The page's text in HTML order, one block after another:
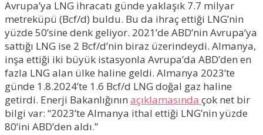
Avrupa’ya LNG ihracatı günde yaklaşık 7.7 milyar
metreküpü (Bcf/d) buldu. Bu da ihraç ettiği LNG’nin
yüzde 50’sine denk geliyor. 2021’de ABD’nin Avrupa’ya
sattığı LNG ise 2 Bcf/d’nin biraz üzerindeydi. Almanya,
inşa ettiği iki büyük istasyonla Avrupa’da ABD’den en
fazla LNG alan ülke haline geldi. Almanya 2023’te
günde 1.8.2024’te 1.6 Bcf/d LNG doğal gaz haline
getirdi. Enerji Bakanlığının açıklamasında çok net bir
bilgi var: “2023’te Almanya ithal ettiği LNG’nin yüzde
80’ini ABD’den aldı.”